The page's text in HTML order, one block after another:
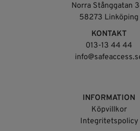
Norra Stånggatan
58273 Linköping
KONTAKT
013-13 44 44
INFORMATION
Köpvillkor
Integritetspolicy